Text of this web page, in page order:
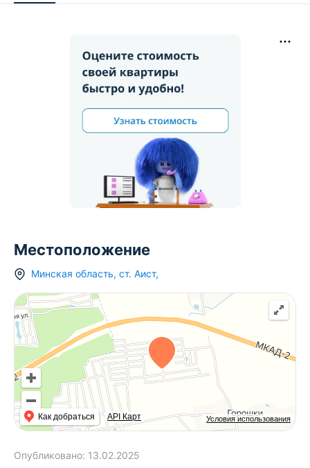
Местоположение
Минская область, ст. Аист,
Условия использования
Как добраться API Карт
Опубликовано: 13.02.2025